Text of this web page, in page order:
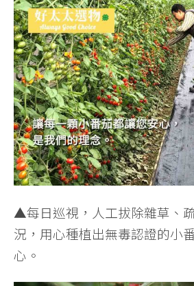
▲每日巡視，人工拔除雜草、
況，用心種植出無毒認證的小
心。